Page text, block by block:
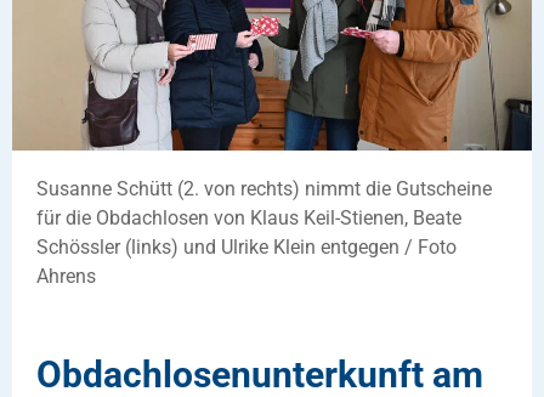
Susanne Schütt (2. von rechts) nimmt die Gutscheine
für die Obdachlosen von Klaus Keil-Stienen, Beate
Schössler (links) und Ulrike Klein entgegen / Foto
Ahrens
Obdachlosenunterkunft am